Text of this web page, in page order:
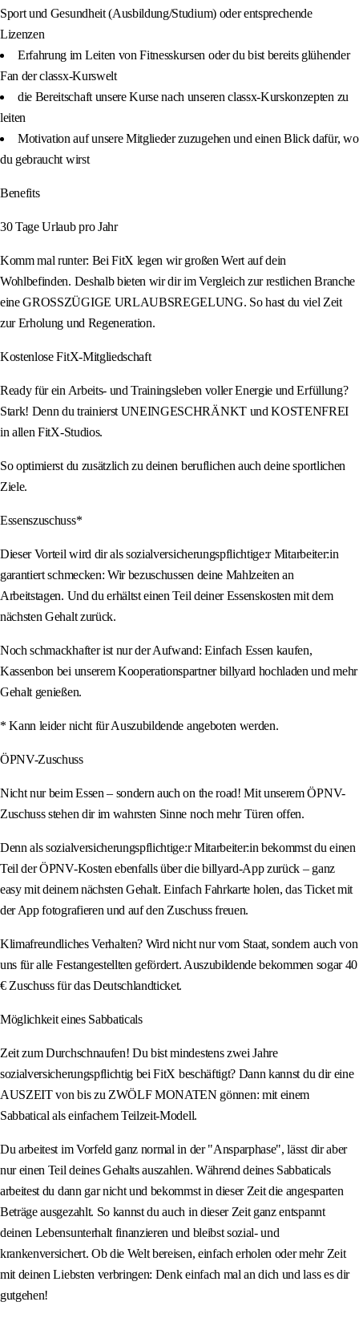
Sport und Gesundheit (Ausbildung/Studium) oder entsprechende
Lizenzen
Erfahrung im Leiten von Fitnesskursen oder du bist bereits glühender
Fan der classx-Kurswelt
die Bereitschaft unsere Kurse nach unseren classx-Kurskonzepten zu
leiten
Motivation auf unsere Mitglieder zuzugehen und einen Blick dafür, wo
du gebraucht wirst
Benefits
30 Tage Urlaub pro Jahr
Komm mal runter: Bei FitX legen wir großen Wert auf dein
Wohlbefinden. Deshalb bieten wir dir im Vergleich zur restlichen Branche
eine GROSSZÜGIGE URLAUBSREGELUNG. So hast du viel Zeit
zur Erholung und Regeneration.
Kostenlose FitX-Mitgliedschaft
Ready für ein Arbeits- und Trainingsleben voller Energie und Erfüllung?
Stark! Denn du trainierst UNEINGESCHRÄNKT und KOSTENFREI
in allen FitX-Studios.
So optimierst du zusätzlich zu deinen beruflichen auch deine sportlichen
Ziele.
Essenszuschuss*
Dieser Vorteil wird dir als sozialversicherungspflichtige:r Mitarbeiter:in
garantiert schmecken: Wir bezuschussen deine Mahlzeiten an
Arbeitstagen. Und du erhältst einen Teil deiner Essenskosten mit dem
nächsten Gehalt zurück.
Noch schmackhafter ist nur der Aufwand: Einfach Essen kaufen,
Kassenbon bei unserem Kooperationspartner billyard hochladen und mehr
Gehalt genießen.
* Kann leider nicht für Auszubildende angeboten werden.
ÖPNV-Zuschuss
Nicht nur beim Essen – sondern auch on the road! Mit unserem ÖPNV-
Zuschuss stehen dir im wahrsten Sinne noch mehr Türen offen.
Denn als sozialversicherungspflichtige:r Mitarbeiter:in bekommst du einen
Teil der ÖPNV-Kosten ebenfalls über die billyard-App zurück – ganz
easy mit deinem nächsten Gehalt. Einfach Fahrkarte holen, das Ticket mit
der App fotografieren und auf den Zuschuss freuen.
Klimafreundliches Verhalten? Wird nicht nur vom Staat, sondern auch von
uns für alle Festangestellten gefördert. Auszubildende bekommen sogar 40
€ Zuschuss für das Deutschlandticket.
Möglichkeit eines Sabbaticals
Zeit zum Durchschnaufen! Du bist mindestens zwei Jahre
sozialversicherungspflichtig bei FitX beschäftigt? Dann kannst du dir eine
AUSZEIT von bis zu ZWÖLF MONATEN gönnen: mit einem
Sabbatical als einfachem Teilzeit-Modell.
Du arbeitest im Vorfeld ganz normal in der "Ansparphase", lässt dir aber
nur einen Teil deines Gehalts auszahlen. Während deines Sabbaticals
arbeitest du dann gar nicht und bekommst in dieser Zeit die angesparten
Beträge ausgezahlt. So kannst du auch in dieser Zeit ganz entspannt
deinen Lebensunterhalt finanzieren und bleibst sozial- und
krankenversichert. Ob die Welt bereisen, einfach erholen oder mehr Zeit
mit deinen Liebsten verbringen: Denk einfach mal an dich und lass es dir
gutgehen!